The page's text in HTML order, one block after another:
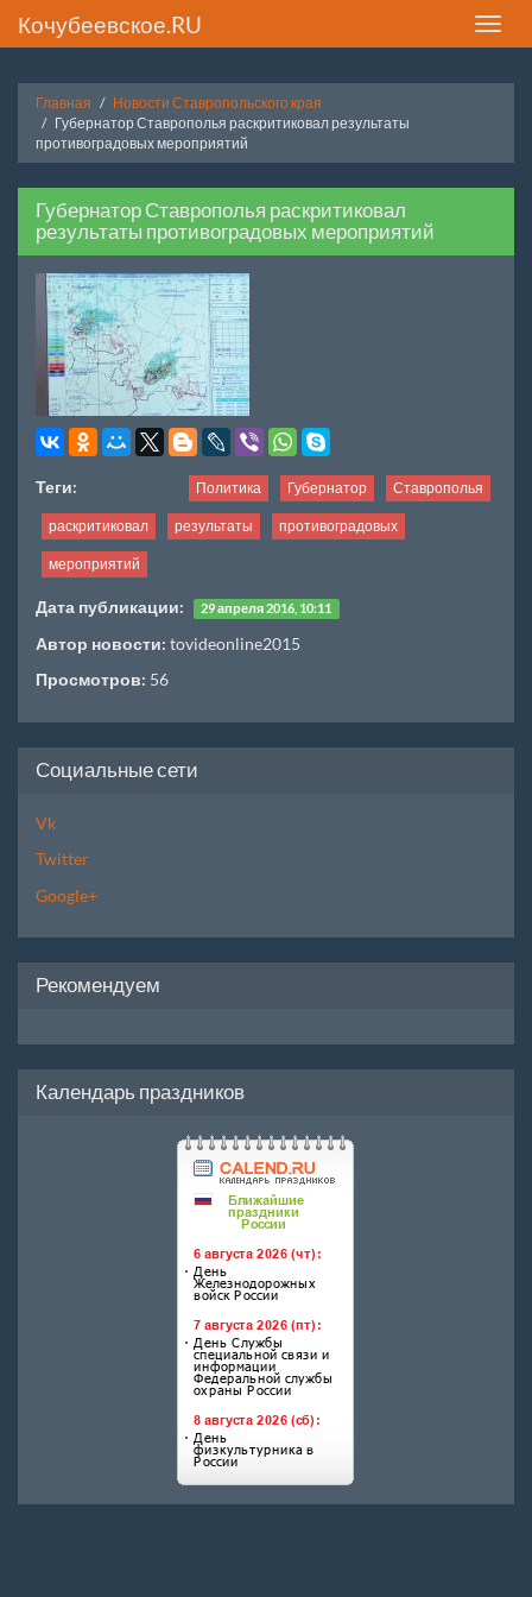
Toggle
Кочубеевское.RU
Главная
Новости Ставропольского края
Губернатор Ставрополья раскритиковал результаты
противоградовых мероприятий
Губернатор Ставрополья раскритиковал
результаты противоградовых мероприятий
Теги: Политика Губернатор Ставрополья
раскритиковал результаты противоградовых
мероприятий
Дата публикации: 29 апреля 2016, 10:11
Автор новости: tovideonline2015
Просмотров: 56
Социальные сети
Vk
Twitter
Google+
Рекомендуем
Календарь праздников